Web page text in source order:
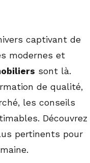
captivant de
modernes et
sont là.
de qualité,
les conseils
Découvrez
pertinents pour